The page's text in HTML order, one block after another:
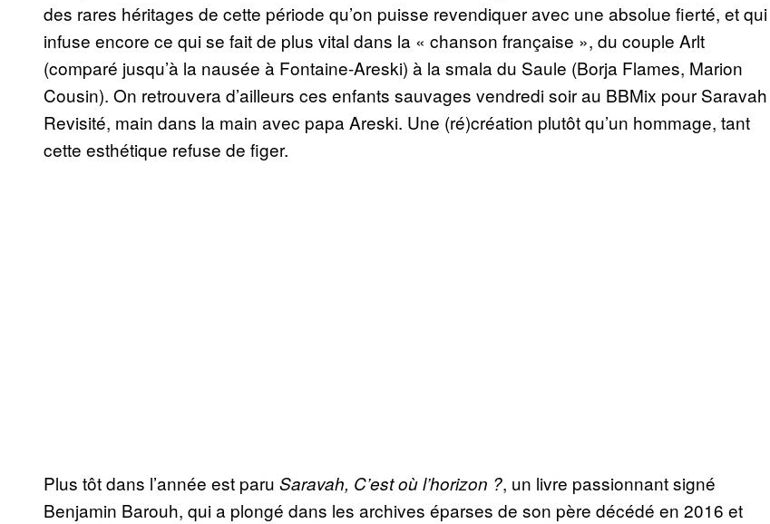
des rares héritages de cette période qu’on puisse revendiquer avec une absolue fierté, et qui
infuse encore ce qui se fait de plus vital dans la « chanson française », du couple Arlt
(comparé jusqu’à la nausée à Fontaine-Areski) à la smala du Saule (Borja Flames, Marion
Cousin). On retrouvera d’ailleurs ces enfants sauvages vendredi soir au BBMix pour Saravah
Revisité, main dans la main avec papa Areski. Une (ré)création plutôt qu’un hommage, tant
cette esthétique refuse de figer.
Plus tôt dans l’année est paru Saravah, C’est où l’horizon ?, un livre passionnant signé
Benjamin Barouh, qui a plongé dans les archives éparses de son père décédé en 2016 et